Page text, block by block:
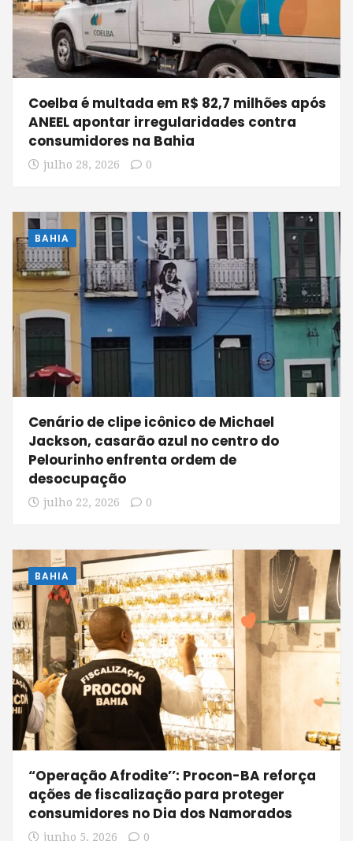
Coelba é multada em R$ 82,7 milhões após
ANEEL apontar irregularidades contra
consumidores na Bahia
julho 28, 2026 0
BAHIA
Cenário de clipe icônico de Michael
Jackson, casarão azul no centro do
Pelourinho enfrenta ordem de
desocupação
julho 22, 2026 0
BAHIA
“Operação Afrodite’’: Procon-BA reforça
ações de fiscalização para proteger
consumidores no Dia dos Namorados
junho 5, 2026 0